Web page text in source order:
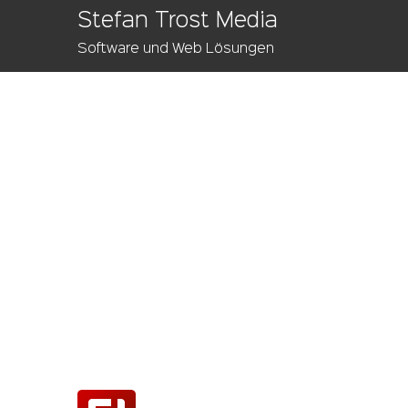
Stefan Trost Media
Software und Web Lösungen